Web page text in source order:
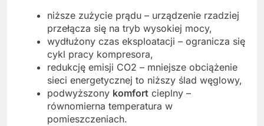
niższe zużycie prądu – urządzenie rzadziej
przełącza się na tryb wysokiej mocy,
wydłużony czas eksploatacji – ogranicza się
cykl pracy kompresora,
redukcję emisji CO2 – mniejsze obciążenie
sieci energetycznej to niższy ślad węglowy,
podwyższony komfort cieplny –
równomierna temperatura w
pomieszczeniach.